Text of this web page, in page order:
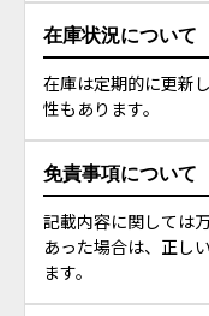
在庫状況について
在庫は定期的に更新
性もあります。
免責事項について
記載内容に関しては
あった場合は、正し
ます。